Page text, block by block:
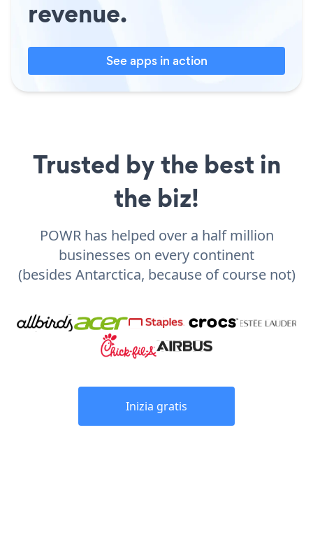
revenue.
See apps in action
Trusted by the best in
the biz!
POWR has helped over a half million
businesses on every continent
(besides Antarctica, because of course not)
Inizia gratis